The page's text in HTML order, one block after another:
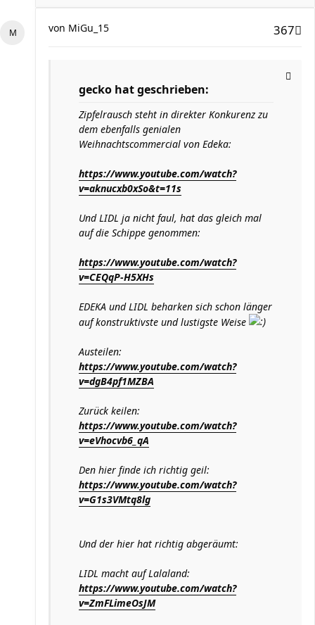
367
von MiGu_15
gecko hat geschrieben:
Zipfelrausch steht in direkter Konkurenz zu
dem ebenfalls genialen
Weihnachtscommercial von Edeka:
https://www.youtube.com/watch?
v=aknucxb0xSo&t=11s
Und LIDL ja nicht faul, hat das gleich mal
auf die Schippe genommen:
https://www.youtube.com/watch?
v=CEQqP-H5XHs
EDEKA und LIDL beharken sich schon länger
auf konstruktivste und lustigste Weise
Austeilen:
https://www.youtube.com/watch?
v=dgB4pf1MZBA
Zurück keilen:
https://www.youtube.com/watch?
v=eVhocvb6_qA
Den hier finde ich richtig geil:
https://www.youtube.com/watch?
v=G1s3VMtq8lg
Und der hier hat richtig abgeräumt:
LIDL macht auf Lalaland:
https://www.youtube.com/watch?
v=ZmFLimeOsJM